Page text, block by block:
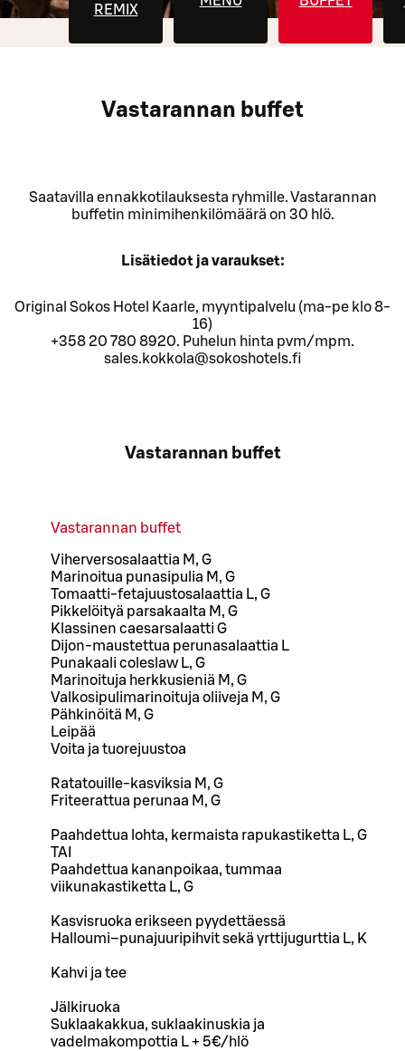
REMIX
Vastarannan buffet
Saatavilla ennakkotilauksesta ryhmille. Vastarannan
buffetin minimihenkilömäärä on 30 hlö.
Lisätiedot ja varaukset:
Original Sokos Hotel Kaarle, myyntipalvelu (ma-pe klo 8-
16)
+358 20 780 8920. Puhelun hinta pvm/mpm.
sales.kokkola@sokoshotels.fi
Vastarannan buffet
Vastarannan buffet
Viherversosalaattia M, G
Marinoitua punasipulia M, G
Tomaatti-fetajuustosalaattia L, G
Pikkelöityä parsakaalta M, G
Klassinen caesarsalaatti G
Dijon-maustettua perunasalaattia L
Punakaali coleslaw L, G
Marinoituja herkkusieniä M, G
Valkosipulimarinoituja oliiveja M, G
Pähkinöitä M, G
Leipää
Voita ja tuorejuustoa
Ratatouille-kasviksia M, G
Friteerattua perunaa M, G
Paahdettua lohta, kermaista rapukastiketta L, G
TAI
Paahdettua kananpoikaa, tummaa
viikunakastiketta L, G
Kasvisruoka erikseen pyydettäessä
Halloumi–punajuuripihvit sekä yrttijugurttia L, K
Kahvi ja tee
Jälkiruoka
Suklaakakkua, suklaakinuskia ja
vadelmakompottia L + 5€/hlö